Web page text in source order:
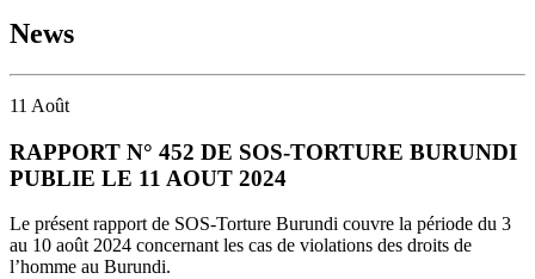
News
11 Août
RAPPORT N° 452 DE SOS-TORTURE BURUNDI
PUBLIE LE 11 AOUT 2024
Le présent rapport de SOS-Torture Burundi couvre la période du 3
au 10 août 2024 concernant les cas de violations des droits de
l’homme au Burundi.